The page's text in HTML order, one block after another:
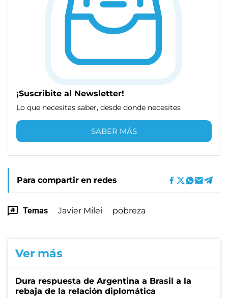
¡Suscribite al Newsletter!
Lo que necesitas saber, desde donde necesites
SABER MÁS
Para compartir en redes
Temas Javier Milei pobreza
Ver más
Dura respuesta de Argentina a Brasil a la
rebaja de la relación diplomática